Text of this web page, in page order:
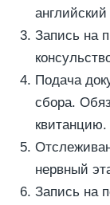
английский
Запись на
Подача
сбора.
квитанцию.
нервный
Запись на